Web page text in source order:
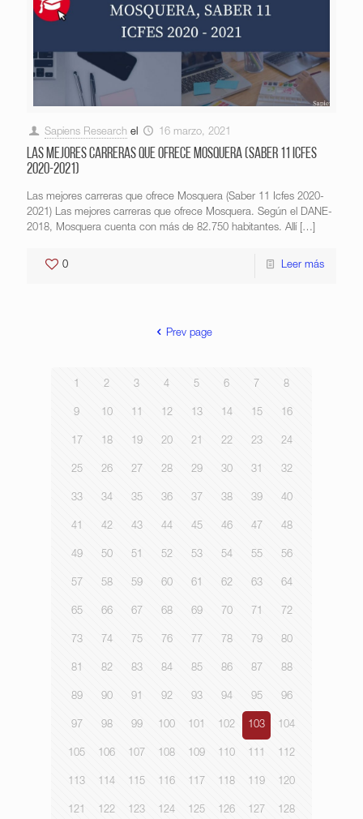
Sapiens Research el 16 marzo, 2021
Las mejores carreras que ofrece Mosquera (Saber 11 Icfes
2020-2021)
Las mejores carreras que ofrece Mosquera (Saber 11 Icfes 2020-
2021) Las mejores carreras que ofrece Mosquera. Según el DANE-
2018, Mosquera cuenta con más de 82.750 habitantes. Allí […]
0 Leer más
Prev page
1 2 3 4 5 6 7 8
9 10 11 12 13 14 15 16
17 18 19 20 21 22 23 24
25 26 27 28 29 30 31 32
33 34 35 36 37 38 39 40
41 42 43 44 45 46 47 48
49 50 51 52 53 54 55 56
57 58 59 60 61 62 63 64
65 66 67 68 69 70 71 72
73 74 75 76 77 78 79 80
81 82 83 84 85 86 87 88
89 90 91 92 93 94 95 96
97 98 99 100 101 102 103 104
105 106 107 108 109 110 111 112
113 114 115 116 117 118 119 120
121 122 123 124 125 126 127 128